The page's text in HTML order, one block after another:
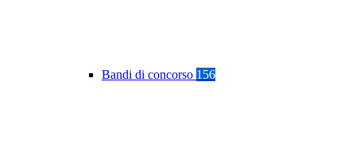
Bandi di concorso 156